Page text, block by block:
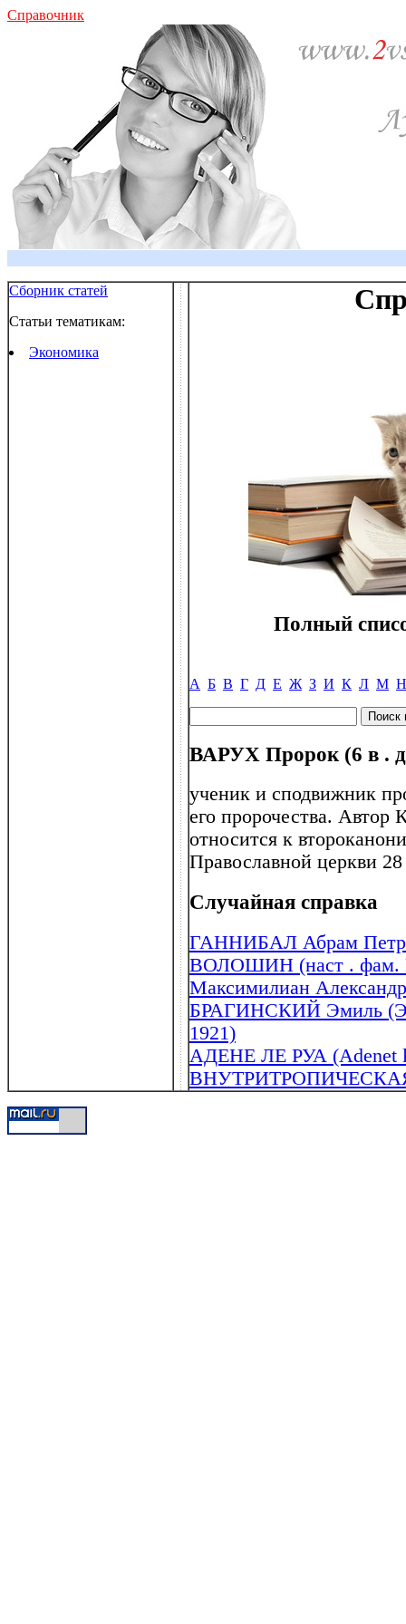
Справочник
Сборник статей
Статьи тематикам:
Экономика
Полный
А Б В Г Д Е Ж З И К Л М Н
ВАРУХ Пророк (6 в .
ученик и сподвижник
его пророчества. Автор
относится к
Православной церкви
Случайная справка
ГАННИБАЛ Абрам
ВОЛОШИН (наст . фам.
Максимилиан
БРАГИНСКИЙ Эмиль
1921)
АДЕНЕ ЛЕ РУА (Adenet